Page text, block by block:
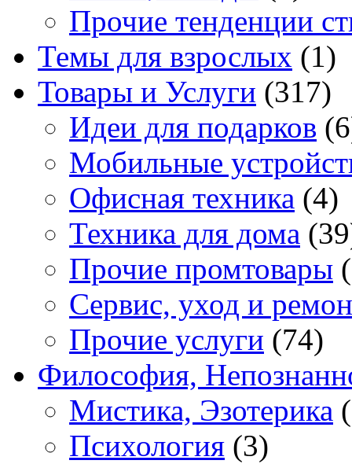
Прочие тенденции
Темы для взрослых (1)
Товары и Услуги (317)
Идеи для подарков
Мобильные
Офисная техника (4)
Техника для дома
Прочие промтовары
Сервис, уход и
Прочие услуги (74)
Философия,
Мистика, Эзотерика
Психология (3)